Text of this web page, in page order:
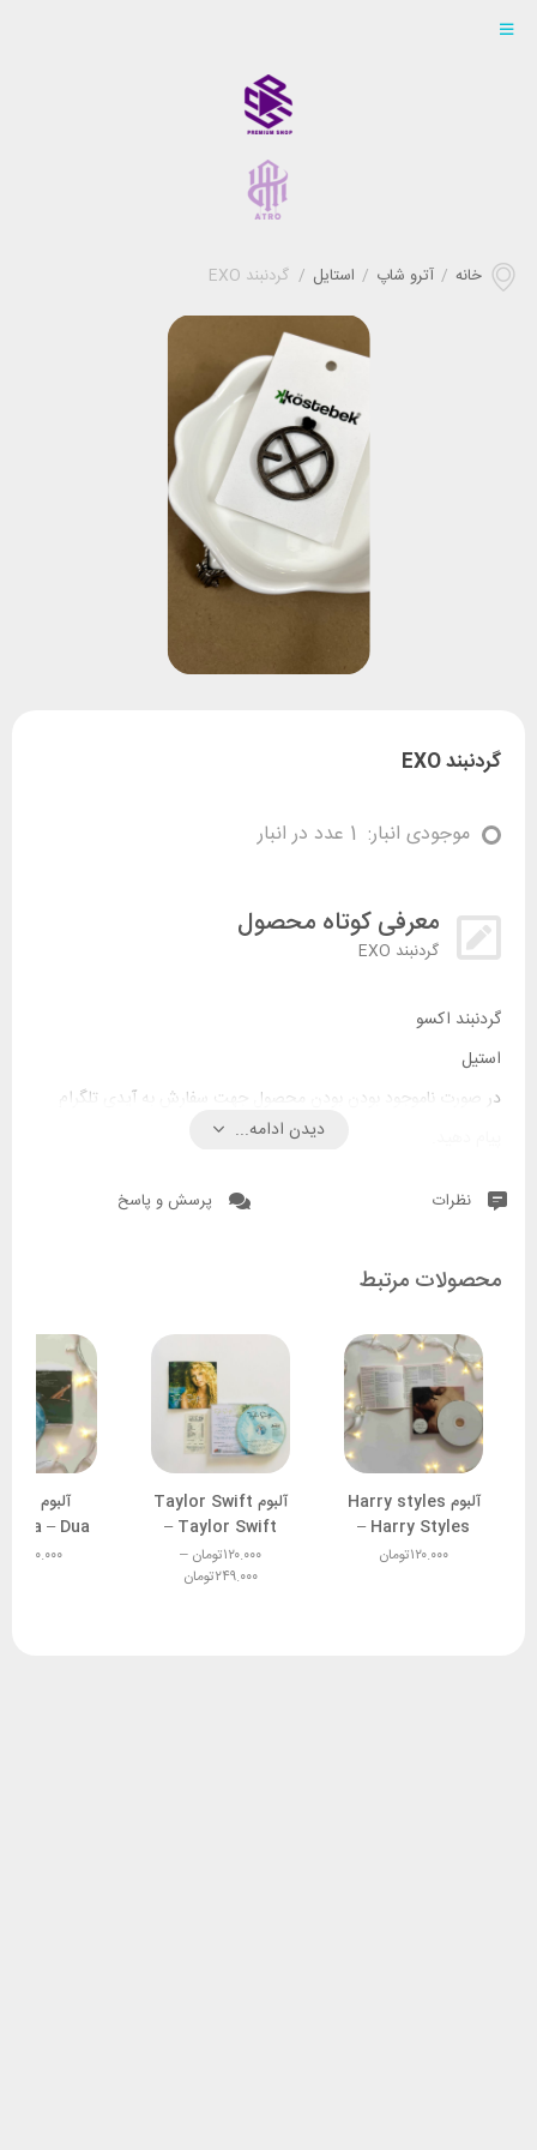
خانه / آترو شاپ / استایل / گردنبند EXO
گردنبند EXO
موجودی انبار: 1 عدد در انبار
معرفی کوتاه محصول
گردنبند EXO
گردنبند اکسو
استیل
در صورت ناموجود بودن بودن محصول جهت سفارش به آیدی تلگرام
دیدن ادامه...
نظرات پرسش و پاسخ
محصولات مرتبط
آلبوم Harry styles
– Harry Styles
تومان۱۲۰.۰۰۰
آلبوم Taylor Swift
– Taylor Swift
تومان۱۲۰.۰۰۰
–
تومان۲۴۹.۰۰۰
– Dua
Lipa۱۲۰.۰۰۰